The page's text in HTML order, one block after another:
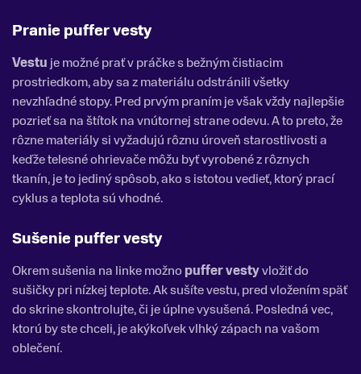
Pranie puffer vesty
Vestu je možné prať v práčke s bežným čistiacim
prostriedkom, aby sa z materiálu odstránili všetky
nevzhľadné stopy. Pred prvým praním je však vždy najlepšie
pozrieť sa na štítok na vnútornej strane odevu. A to preto, že
rôzne materiály si vyžadujú rôznu úroveň starostlivosti a
keďže telesné ohrievače môžu byť vyrobené z rôznych
tkanín, je to jediný spôsob, ako s istotou vedieť, ktorý prací
cyklus a teplota sú vhodné.
Sušenie puffer vesty
Okrem sušenia na linke možno puffervestyvložiť do
sušičky pri nízkej teplote. Ak sušíte vestu, pred vložením späť
do skrine skontrolujte, či je úplne vysušená. Posledná vec,
ktorú by ste chceli, je akýkoľvek vlhký zápach na vašom
oblečení.